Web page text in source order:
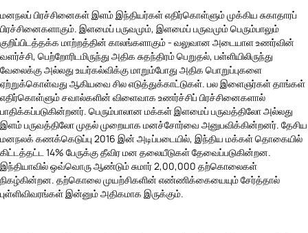
மனநலப் பிரச்சினைகள் இளம் இந்தியர்கள் எதிர்கொள்ளும் முக்கிய சுகாதாரப்
பிரச்சினைகளாகும். இளமைப் பருவமும், இளமைப் பருவமும் பெரும்பாலும்
குறிப்பிடத்தக்க மாற்றத்தின் காலங்களாகும் - வலுவான அடையாள உணர்வின்
வளர்ச்சி, பெற்றோரிடமிருந்து அதிக சுதந்திரம் பெறுதல், பள்ளியிலிருந்து
வேலைக்கு அல்லது உயர்கல்விக்கு மாறும்போது அதிக பொறுப்புகளை
ஏற்றுக்கொள்வது ஆகியவை சில எடுத்துக்காட்டுகள். பல இளைஞர்கள் தாங்கள்
எதிர்கொள்ளும் சவால்களின் விளைவாக உணர்ச்சிப் பிரச்சினைகளால்
பாதிக்கப்படுகின்றனர். பெரும்பாலான மக்கள் இளமைப் பருவத்திலோ அல்லது
இளம் பருவத்திலோ முதல் முறையாக மனச்சோர்வை அனுபவிக்கின்றனர். தேசிய
மனநலக் கணக்கெடுப்பு 2016 இன் அடிப்படையில், இந்திய மக்கள் தொகையில்
கிட்டத்தட்ட 14% பேருக்கு தீவிர மன தலையீடுகள் தேவைப்படுகின்றன.
இந்தியாவில் ஒவ்வொரு ஆண்டும் சுமார் 2,00,000 தற்கொலைகள்
நிகழ்கின்றன. தற்கொலை முயற்சிகளின் எண்ணிக்கையையும் சேர்த்தால்
புள்ளிவிவரங்கள் இன்னும் அதிகமாக இருக்கும்.